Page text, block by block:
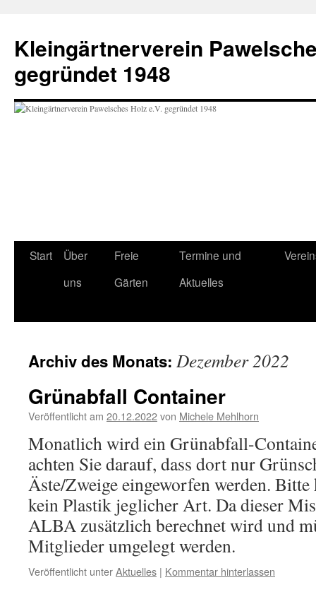
springen
Kleingärtnerverein
gegründet 1948
Start
Über
uns
Freie
Gärten
Termine und
Aktuelles
Archiv des Monats: Dezember 2022
Grünabfall Container
Veröffentlicht am 20.12.2022von Michele Mehlhorn
Monatlich wird ein Grünabfall-
achten Sie darauf, dass dort nur
Äste/Zweige eingeworfen werden. Bitte
kein Plastik jeglicher Art. Da dieser
ALBA zusätzlich berechnet wird und
Mitglieder umgelegt werden.
Veröffentlicht unterAktuelles | Kommentar hinterlassen